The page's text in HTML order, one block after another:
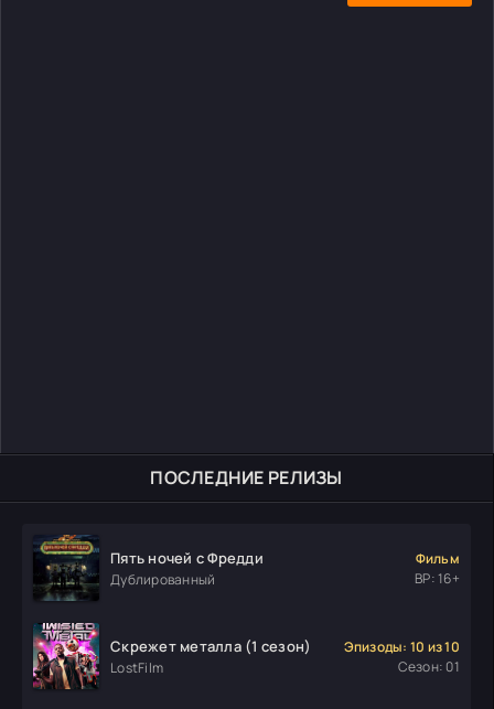
ПОСЛЕДНИЕ РЕЛИЗЫ
Пять ночей с Фредди
Дублированный
Фильм
ВР: 16+
Скрежет металла (1 сезон)
LostFilm
Эпизоды: 10 из 10
Сезон: 01